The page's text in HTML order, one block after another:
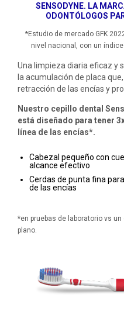
SENSODYNE. LA
ODONTÓLOGOS
*Estudio de mercado GFK
nivel nacional, con un
Una limpieza diaria eficaz y
la acumulación de placa
retracción de las encías y
Nuestro cepillo dental
está diseñado para tener
línea de las encías*.
Cabezal pequeño con
alcance efectivo
Cerdas de punta fina
de las encías
*en pruebas de laboratorio vs
plano.